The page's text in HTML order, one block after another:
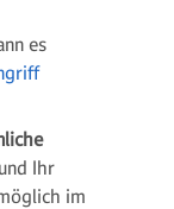
es
Ihr
im